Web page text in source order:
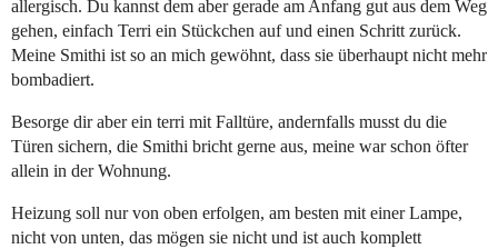
allergisch. Du kannst dem aber gerade am Anfang gut aus dem Weg
gehen, einfach Terri ein Stückchen auf und einen Schritt zurück.
Meine Smithi ist so an mich gewöhnt, dass sie überhaupt nicht mehr
bombadiert.
Besorge dir aber ein terri mit Falltüre, andernfalls musst du die
Türen sichern, die Smithi bricht gerne aus, meine war schon öfter
allein in der Wohnung.
Heizung soll nur von oben erfolgen, am besten mit einer Lampe,
nicht von unten, das mögen sie nicht und ist auch komplett